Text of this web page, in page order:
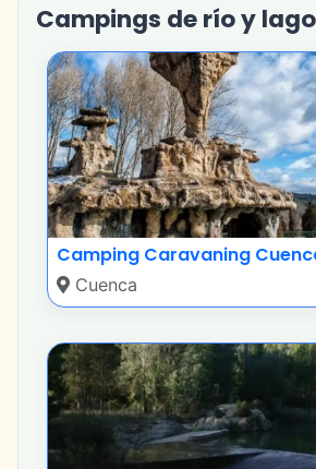
Campings de río y
Camping Caravaning
Cuenca